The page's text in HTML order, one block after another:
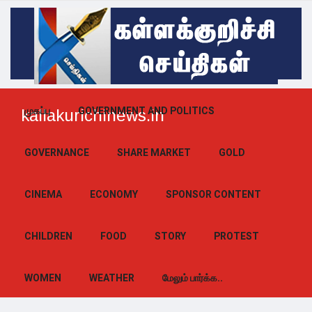
kallakurichinews.in
முகப்பு GOVERNMENT AND POLITICS
GOVERNANCE SHARE MARKET GOLD
CINEMA ECONOMY SPONSOR CONTENT
CHILDREN FOOD STORY PROTEST
WOMEN WEATHER மேலும் பார்க்க..